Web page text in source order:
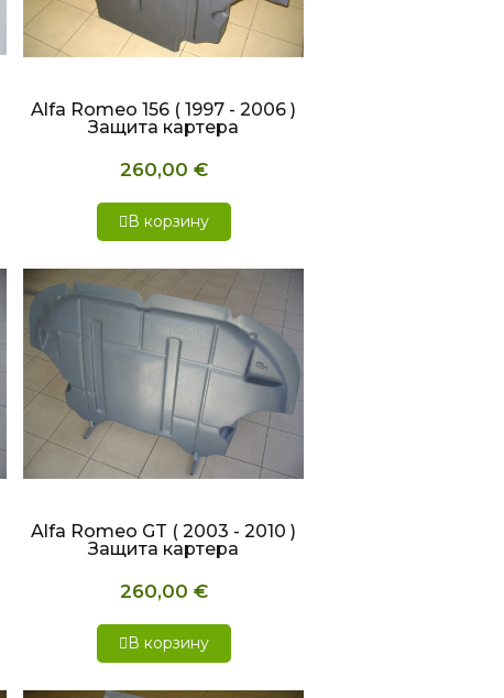
БЫСТРЫЙ ПРОСМОТР
Alfa Romeo 156 ( 1997 - 2006 )
Защита картера
260,00 €
В корзину
БЫСТРЫЙ ПРОСМОТР
Alfa Romeo GT ( 2003 - 2010 )
Защита картера
260,00 €
В корзину